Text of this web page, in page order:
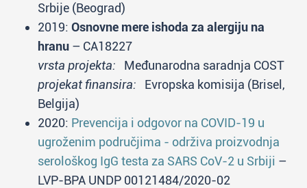
Srbije (Beograd)
2019: Osnovne mere ishoda za alergiju na
hranu – CA18227
vrsta projekta: Međunarodna saradnja COST
projekat finansira: Evropska komisija (Brisel,
Belgija)
2020: Prevencija i odgovor na COVID-19 u
ugroženim područjima - održiva proizvodnja
serološkog IgG testa za SARS CoV-2 u Srbiji –
LVP-BPA UNDP 00121484/2020-02